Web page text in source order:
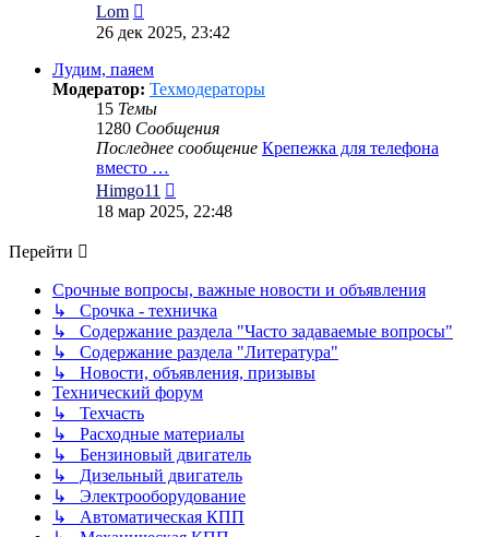
Lom
к
последнему
сообщению
26 дек 2025, 23:42
Лудим, паяем
Модератор: Техмодераторы
15 Темы
1280 Сообщения
Последнее сообщение Крепежка для телефона
вместо …
Himgo11
к
последнему
18 мар 2025, 22:48
Перейти
Срочные вопросы, важные новости и объявления
↳ Срочка - техничка
↳ Содержание раздела "Часто задаваемые вопросы"
↳ Содержание раздела "Литература"
↳ Новости, объявления, призывы
Технический форум
↳ Техчасть
↳ Расходные материалы
↳ Бензиновый двигатель
↳ Дизельный двигатель
↳ Электрооборудование
↳ Автоматическая КПП